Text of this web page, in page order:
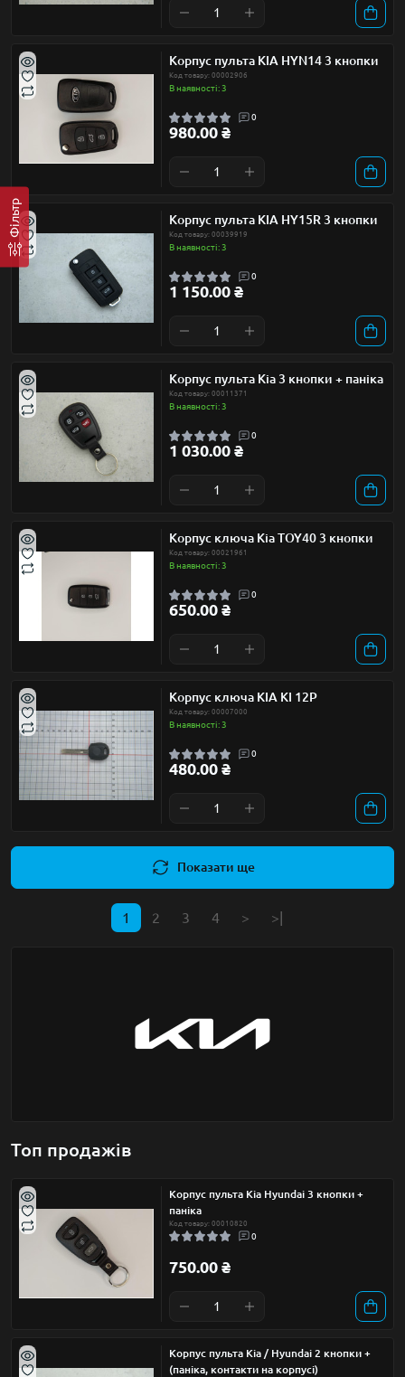
Фільтр
Корпус пульта KIA HYN14 3 кнопки
Код товару: 00002906
В наявності: 3
0
980.00 ₴
Корпус пульта KIA HY15R 3 кнопки
Код товару: 00039919
В наявності: 3
0
1 150.00 ₴
Корпус пульта Kia 3 кнопки + паніка
Код товару: 00011371
В наявності: 3
0
1 030.00 ₴
Корпус ключа Kia TOY40 3 кнопки
Код товару: 00021961
В наявності: 3
0
650.00 ₴
Корпус ключа KIA KI 12P
Код товару: 00007000
В наявності: 3
0
480.00 ₴
Показати ще
1 2 3 4 > >|
Топ продажів
Корпус пульта Kia Hyundai 3 кнопки +
паніка
Код товару: 00010820
0
750.00 ₴
Корпус пульта Kia / Hyundai 2 кнопки +
(паніка, контакти на корпусі)